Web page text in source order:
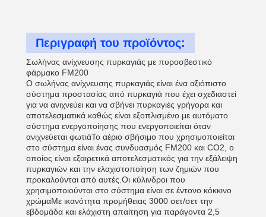
Περιγραφή του προϊόντος:
Σωλήνας ανίχνευσης πυρκαγιάς με πυροσβεστικό
φάρμακο FM200
Ο σωλήνας ανίχνευσης πυρκαγιάς είναι ένα αξιόπιστο
σύστημα προστασίας από πυρκαγιά που έχει σχεδιαστεί
για να ανιχνεύει και να σβήνει πυρκαγιές γρήγορα και
αποτελεσματικά.καθώς είναι εξοπλισμένο με αυτόματο
σύστημα ενεργοποίησης που ενεργοποιείται όταν
ανιχνεύεται φωτιάΤο αέριο σβήσιμο που χρησιμοποιείται
στο σύστημα είναι ένας συνδυασμός FM200 και CO2, ο
οποίος είναι εξαιρετικά αποτελεσματικός για την εξάλειψη
πυρκαγιών και την ελαχιστοποίηση των ζημιών που
προκαλούνται από αυτές.Οι κύλινδροι που
χρησιμοποιούνται στο σύστημα είναι σε έντονο κόκκινο
χρώμαΜε ικανότητα προμήθειας 3000 σετ/σετ την
εβδομάδα και ελάχιστη απαίτηση για παράγοντα 2,5